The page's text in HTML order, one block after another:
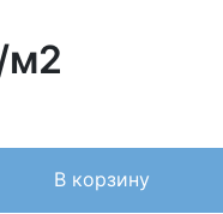
В корзину